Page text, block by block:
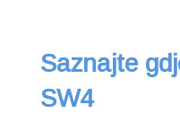
Saznajte
SW4